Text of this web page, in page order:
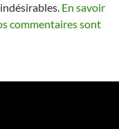
En savoir
commentaires sont